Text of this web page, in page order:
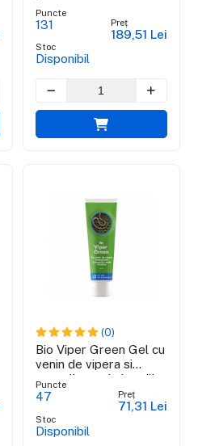
Puncte
131
Stoc
Disponibil
Preț
189,51 Lei
(0)
Bio Viper Green Gel cu
venin de vipera si
propolis verde brazilian
- 100 ml
Puncte
47
Stoc
Disponibil
Preț
71,31 Lei